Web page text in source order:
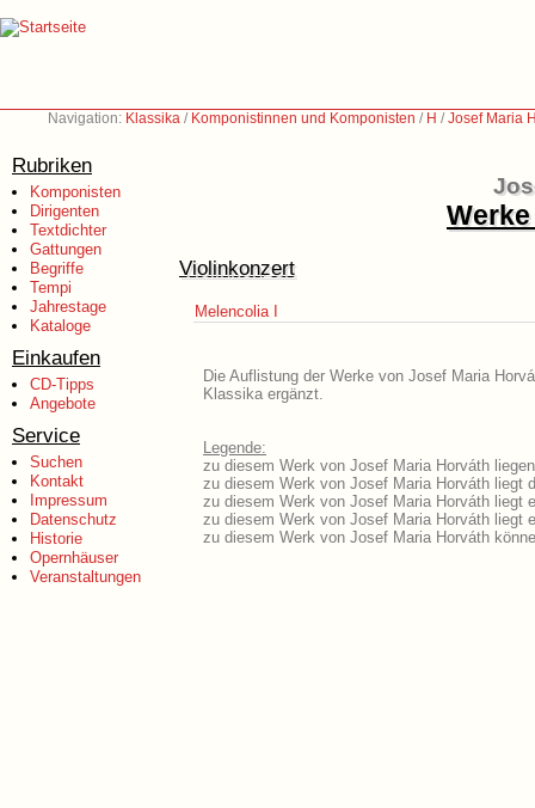
Navigation: Klassika / Komponistinnen und Komponisten / H /Josef Maria
Rubriken
Komponisten
Dirigenten
Textdichter
Gattungen
Begriffe
Tempi
Jahrestage
Kataloge
Einkaufen
CD-Tipps
Angebote
Service
Suchen
Kontakt
Impressum
Datenschutz
Historie
Opernhäuser
Veranstaltungen
Violinkonzert
Melencolia I
Die Auflistung der Werke von Josef Maria
Klassika ergänzt.
Legende:
zu diesem Werk von Josef Maria Horváth
zu diesem Werk von Josef Maria Horváth liegt
zu diesem Werk von Josef Maria Horváth liegt
zu diesem Werk von Josef Maria Horváth liegt
zu diesem Werk von Josef Maria Horváth